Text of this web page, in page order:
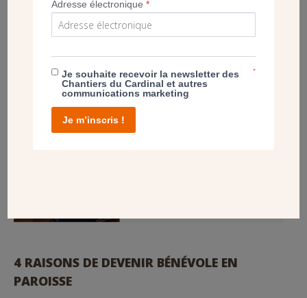
4 RAISONS DE DEVENIR BÉNÉVOLE EN
PAROISSE
Adresse électronique*
Je souhaite recevoir la newsletter des
Chantiers du Cardinal et autres
communications marketing
*
Je m’inscris !